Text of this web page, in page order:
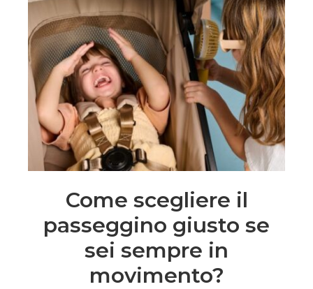
Come scegliere il
passeggino giusto se
sei sempre in
movimento?